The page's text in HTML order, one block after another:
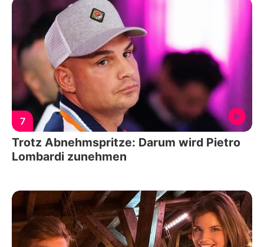
7
Trotz Abnehmspritze: Darum wird Pietro
Lombardi zunehmen